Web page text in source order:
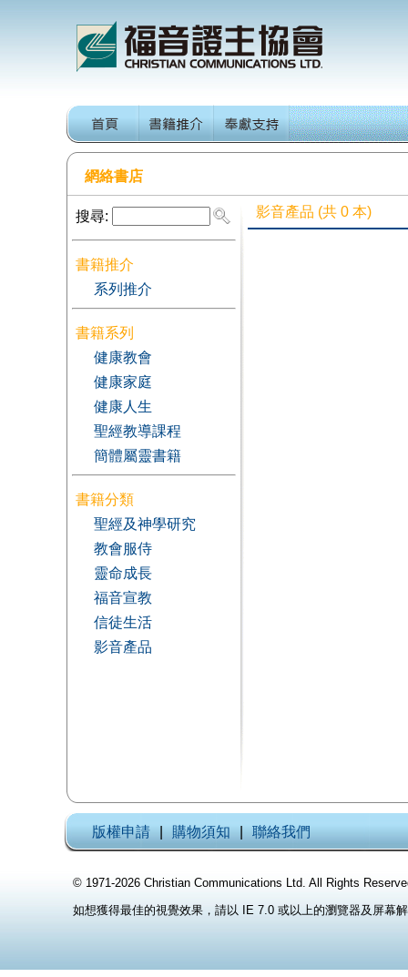
網絡書店
搜尋:
書籍推介
系列推介
書籍系列
健康教會
健康家庭
健康人生
聖經教導課程
簡體屬靈書籍
書籍分類
聖經及神學研究
教會服侍
靈命成長
福音宣教
信徒生活
影音產品
影音產品 (共0 本)
版權申請 購物須知 聯絡我們
© 1971-2026 Christian Communications Ltd. All Rights
如想獲得最佳的視覺效果，請以 IE 7.0 或以上的瀏覽器及屏幕